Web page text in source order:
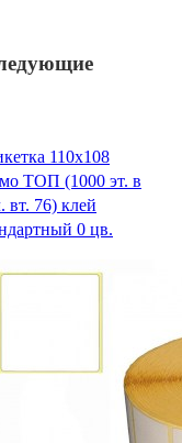
110х108
ТОП (1000 эт. в
вт. 76) клей
0 цв.